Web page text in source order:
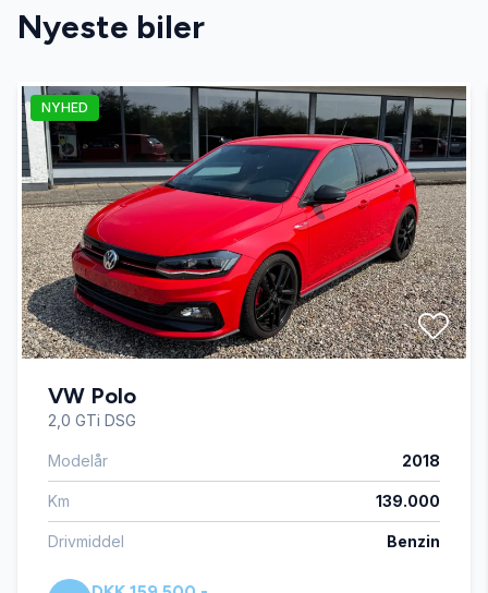
Automatisk lys
automatisk nedblændeligt bakspejl
Automatisk start/stop
AUX tilslutning
centrallås
dæktryksmåler
el-spejle med varme
ESP
Nyeste biler
NYHED
VW Polo
2,0 GTi DSG
Modelår 2018
Km 139.000
Drivmiddel Benzin